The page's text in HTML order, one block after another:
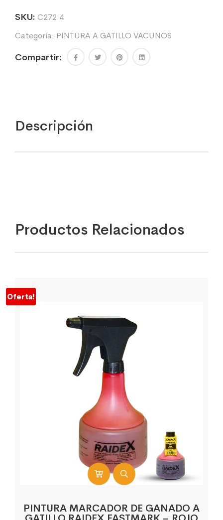
SKU: C272.4
Categoría: PINTURA A GATILLO VACUNOS
Compartir:
Descripción
Productos Relacionados
PINTURA MARCADOR DE GANADO A
Oferta!